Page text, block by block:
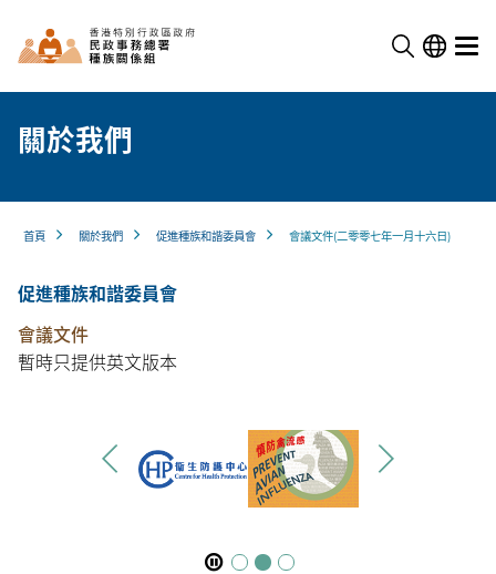
關於我們
首頁 關於我們 促進種族和諧委員會 會議文件(二零零七年一月十六日)
促進種族和諧委員會
會議文件
暫時只提供英文版本